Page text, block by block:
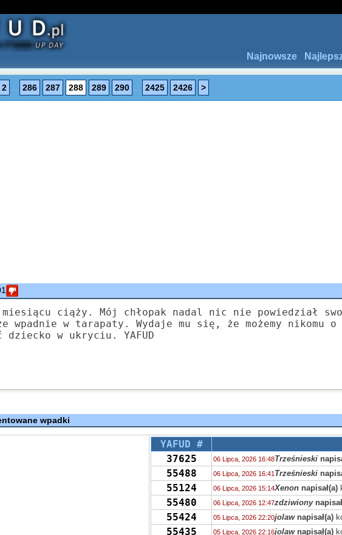
Najnowsze
2 286 287 288 289 290 2425 2426 >
miesiącu ciąży. Mój chłopak nadal nic nie powiedział
wpadnie w tarapaty. Wydaje mu się, że możemy nikomu o
dziecko w ukryciu. YAFUD
wpadki
YAFUD #
37625
06 Lipca, 2026 16:48Trześnieski
55488 06 Lipca, 2026 16:41 Trześnieski
55124 06 Lipca, 2026 15:14Xenon napisał(a)
55480 06 Lipca, 2026 12:47zdziwiony
55424 05 Lipca, 2026 22:20jolawnapisał(a)
55435 05 Lipca, 2026 22:16jolawnapisał(a)